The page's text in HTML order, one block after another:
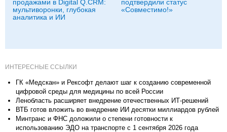
продажами в Digital Q.CRM:
мультиворонки, глубокая
аналитика и ИИ
подтвердили статус
«Совместимо!»
ИНТЕРЕСНЫЕ ССЫЛКИ
ГК «Медскан» и Рексофт делают шаг к созданию современной
цифровой среды для медицины по всей России
Ленобласть расширяет внедрение отечественных ИТ-решений
ВТБ готов вложить во внедрение ИИ десятки миллиардов рублей
Минтранс и ФНС доложили о степени готовности к
использованию ЭДО на транспорте с 1 сентября 2026 года